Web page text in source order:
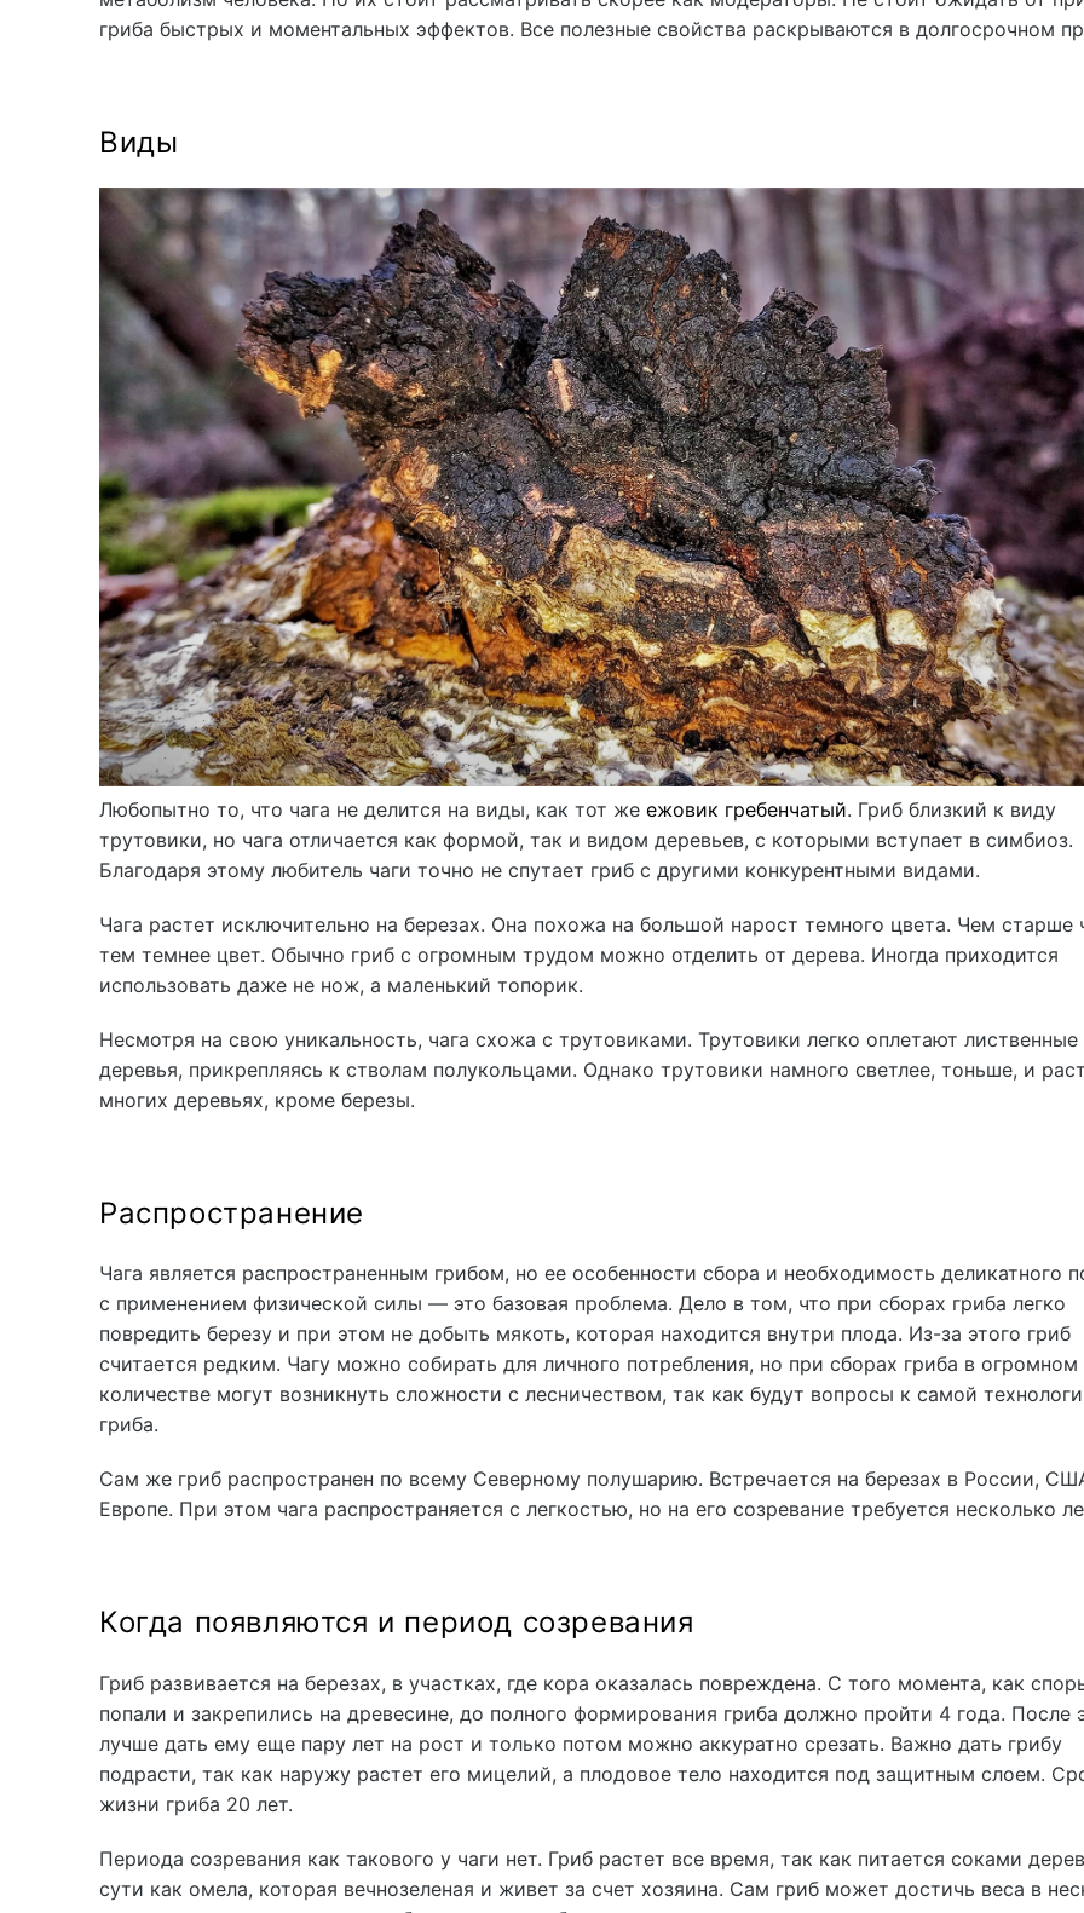
гриба быстрых и моментальных эффектов. Все полезные свойства раскрываются в долгосрочном
Виды
Любопытно то, что чага не делится на виды, как тот же ежовик гребенчатый. Гриб близкий к виду
трутовики, но чага отличается как формой, так и видом деревьев, с которыми вступает в симбиоз.
Благодаря этому любитель чаги точно не спутает гриб с другими конкурентными видами.
Чага растет исключительно на березах. Она похожа на большой нарост темного цвета. Чем старше
тем темнее цвет. Обычно гриб с огромным трудом можно отделить от дерева. Иногда приходится
использовать даже не нож, а маленький топорик.
Несмотря на свою уникальность, чага схожа с трутовиками. Трутовики легко оплетают лиственные
деревья, прикрепляясь к стволам полукольцами. Однако трутовики намного светлее, тоньше, и
многих деревьях, кроме березы.
Распространение
Чага является распространенным грибом, но ее особенности сбора и необходимость деликатного
с применением физической силы — это базовая проблема. Дело в том, что при сборах гриба легко
повредить березу и при этом не добыть мякоть, которая находится внутри плода. Из-за этого гриб
считается редким. Чагу можно собирать для личного потребления, но при сборах гриба в огромном
количестве могут возникнуть сложности с лесничеством, так как будут вопросы к самой
гриба.
Сам же гриб распространен по всему Северному полушарию. Встречается на березах в России,
Европе. При этом чага распространяется с легкостью, но на его созревание требуется несколько
Когда появляются и период созревания
Гриб развивается на березах, в участках, где кора оказалась повреждена. С того момента, как
попали и закрепились на древесине, до полного формирования гриба должно пройти 4 года. После
лучше дать ему еще пару лет на рост и только потом можно аккуратно срезать. Важно дать грибу
подрасти, так как наружу растет его мицелий, а плодовое тело находится под защитным слоем.
жизни гриба 20 лет.
Периода созревания как такового у чаги нет. Гриб растет все время, так как питается соками
сути как омела, которая вечнозеленая и живет за счет хозяина. Сам гриб может достичь веса в